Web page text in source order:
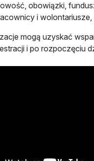
obowiązki,
i wolontariusze,
mogą uzyskać
i po rozpoczęciu